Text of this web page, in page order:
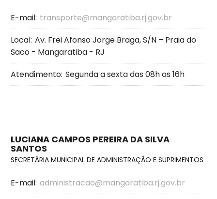
E-mail: transporte@mangaratiba.rj.gov.br
Local: Av. Frei Afonso Jorge Braga, S/N – Praia do
Saco - Mangaratiba - RJ
Atendimento: Segunda a sexta das 08h as 16h
LUCIANA CAMPOS PEREIRA DA SILVA
SANTOS
SECRETÁRIA MUNICIPAL DE ADMINISTRAÇÃO E SUPRIMENTOS
E-mail: administracao@mangaratiba.rj.gov.br